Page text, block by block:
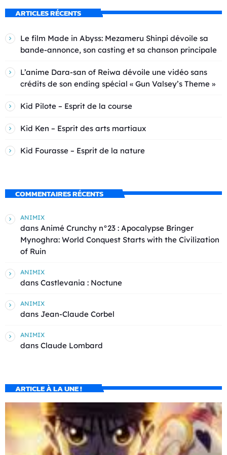
ARTICLES RÉCENTS
Le film Made in Abyss: Mezameru Shinpi dévoile sa
bande-annonce, son casting et sa chanson principale
L’anime Dara-san of Reiwa dévoile une vidéo sans
crédits de son ending spécial « Gun Valsey’s Theme »
Kid Pilote – Esprit de la course
Kid Ken – Esprit des arts martiaux
Kid Fourasse – Esprit de la nature
COMMENTAIRES RÉCENTS
ANIMIX
dans Animé Crunchy n°23 : Apocalypse Bringer
Mynoghra: World Conquest Starts with the Civilization
of Ruin
ANIMIX
dans Castlevania : Noctune
ANIMIX
dans Jean-Claude Corbel
ANIMIX
dans Claude Lombard
ARTICLE À LA UNE !